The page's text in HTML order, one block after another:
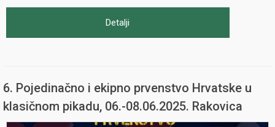
Detalji
6. Pojedinačno i ekipno prvenstvo Hrvatske u
klasičnom pikadu, 06.-08.06.2025. Rakovica